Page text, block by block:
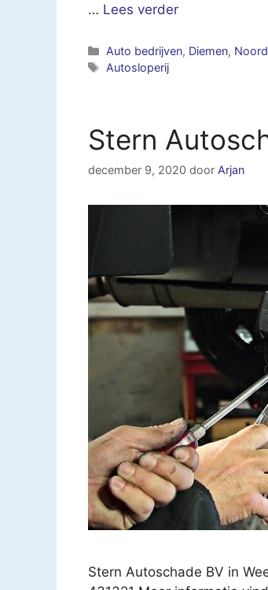
… Lees verder
Categorieën
Auto bedrijven, Diemen,
Tags
Autosloperij
Stern
december 9, 2020 door Arjan
Stern Autoschade BV in